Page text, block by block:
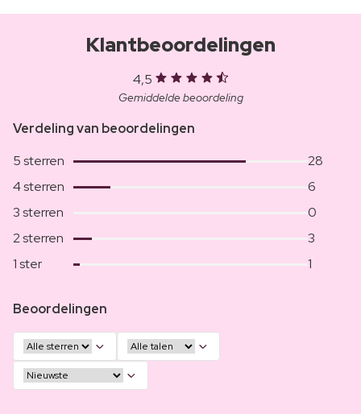
Klantbeoordelingen
4,5
Gemiddelde beoordeling
Verdeling van beoordelingen
5 sterren
28
4 sterren
6
3 sterren
0
2 sterren
3
1 ster
1
Beoordelingen